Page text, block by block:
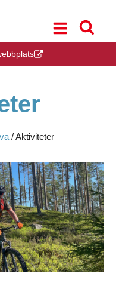
/Aktiviteter